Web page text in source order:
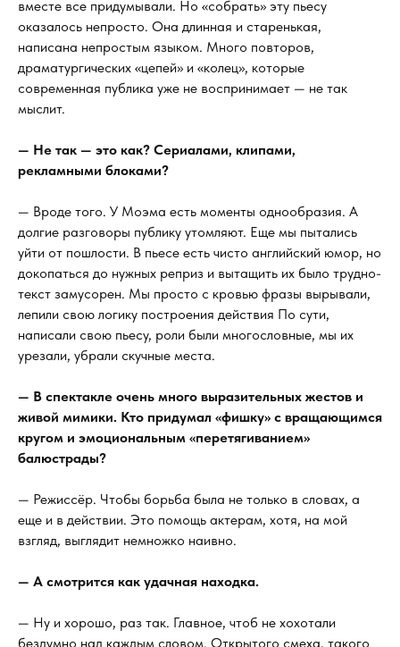
вместе все придумывали. Но «собрать» эту пьесу
оказалось непросто. Она длинная и старенькая,
написана непростым языком. Много повторов,
драматургических «цепей» и «колец», которые
современная публика уже не воспринимает — не так
мыслит.
— Не так — это как? Сериалами, клипами,
рекламными блоками?
— Вроде того. У Моэма есть моменты однообразия. А
долгие разговоры публику утомляют. Еще мы пытались
уйти от пошлости. В пьесе есть чисто английский юмор, но
докопаться до нужных реприз и вытащить их было трудно-
текст замусорен. Мы просто с кровью фразы вырывали,
лепили свою логику построения действия По сути,
написали свою пьесу, роли были многословные, мы их
урезали, убрали скучные места.
— В спектакле очень много выразительных жестов и
живой мимики. Кто придумал «фишку» с вращающимся
кругом и эмоциональным «перетягиванием»
балюстрады?
— Режиссёр. Чтобы борьба была не только в словах, а
еще и в действии. Это помощь актерам, хотя, на мой
взгляд, выглядит немножко наивно.
— А смотрится как удачная находка.
— Ну и хорошо, раз так. Главное, чтоб не хохотали
бездумно над каждым словом. Открытого смеха, такого